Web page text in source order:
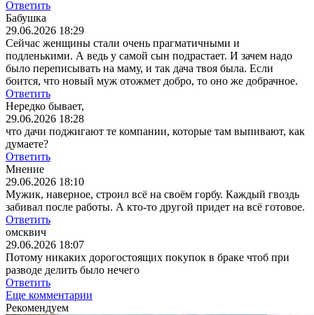
Ответить
Бабушка
29.06.2026 18:29
Сейчас женщины стали очень прагматичными и
подленькими. А ведь у самой сын подрастает. И зачем надо
было переписывать на маму, и так дача твоя была. Если
боится, что новый муж отожмет добро, то оно же добрачное.
Ответить
Нередко бывает,
29.06.2026 18:28
что дачи поджигают те компании, которые там выпивают, как
думаете?
Ответить
Мнение
29.06.2026 18:10
Мужик, наверное, строил всё на своём горбу. Каждый гвоздь
забивал после работы. А кто-то другой придет на всё готовое.
Ответить
омсквич
29.06.2026 18:07
Потому никаких дорогостоящих покупок в браке чтоб при
разводе делить было нечего
Ответить
Еще комментарии
Рекомендуем